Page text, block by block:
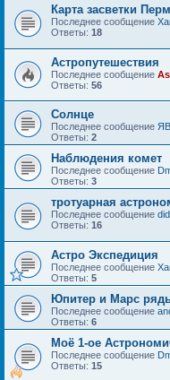
Карта засветки
Последнее сообщение
Ответы: 18
Астропутешествия
Последнее сообщение
Ответы: 56
Солнце
Последнее сообщение
Ответы: 2
Наблюдения комет
Последнее сообщение
Ответы: 3
тротуарная
Последнее сообщение
Ответы: 16
Астро Экспедиция
Последнее сообщение
Ответы: 5
Юпитер и Марс
Последнее сообщение
Ответы: 6
Моё 1-ое
Последнее сообщение
Ответы: 15